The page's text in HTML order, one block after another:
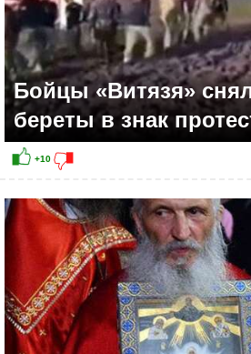
Бойцы «Витязя»
береты в знак